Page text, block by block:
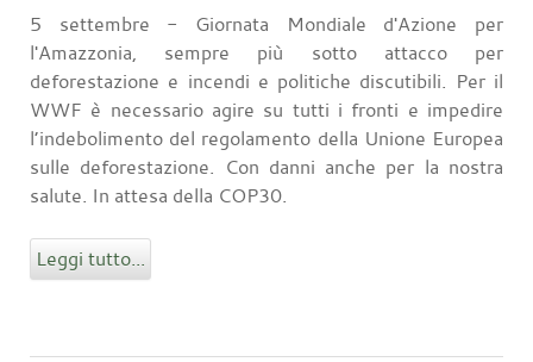
5 settembre - Giornata Mondiale d'Azione per
l'Amazzonia, sempre più sotto attacco per
deforestazione e incendi e politiche discutibili. Per il
WWF è necessario agire su tutti i fronti e impedire
l’indebolimento del regolamento della Unione Europea
sulle deforestazione. Con danni anche per la nostra
salute. In attesa della COP30.
Leggi tutto...